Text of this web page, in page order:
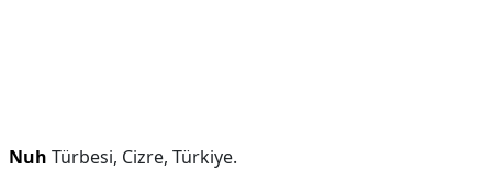
Nuh Türbesi, Cizre, Türkiye.